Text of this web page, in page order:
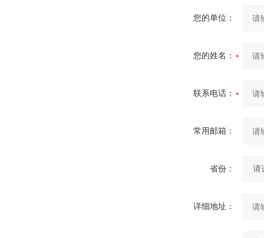
您的单位：
您的姓名：
联系电话：
常用邮箱：
省份：
详细地址：